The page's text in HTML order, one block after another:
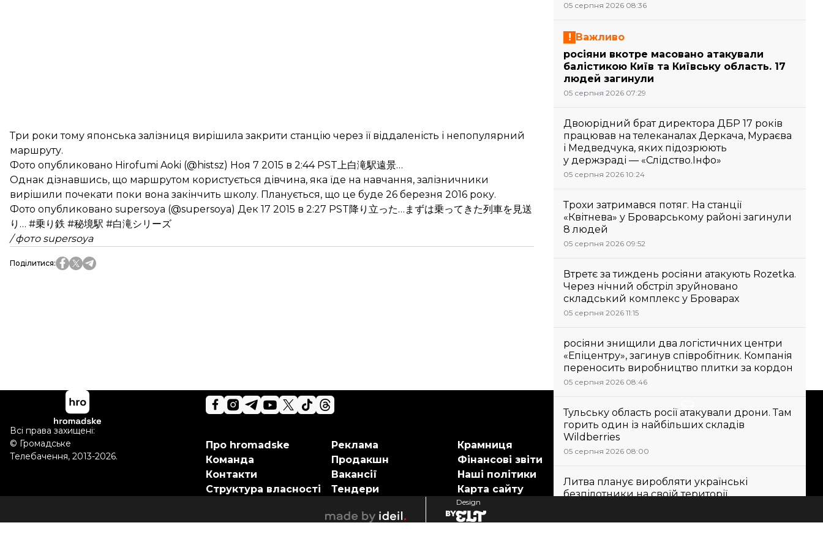
Три роки тому японська залізниця вирішила закрити станцію через її віддаленість і непопулярний
маршруту.
Фото опубликовано Hirofumi Aoki (@histsz) Ноя 7 2015 в 2:44 PST上白滝駅遠景…
Однак дізнавшись, що маршрутом користується дівчина, яка їде на навчання, залізничники
вирішили почекати поки вона закінчить школу. Планується, що це буде 26 березня 2016 року.
Фото опубликовано supersoya (@supersoya) Дек 17 2015 в 2:27 PST降り立った…まずは乗ってきた列車を見送
り… #乗り鉄 #秘境駅 #白滝シリーズ
/ фото supersoya
Поділитися:
05 серпня 2026 08:36
Важливо
росіяни вкотре масовано атакували
балістикою Київ та Київську область. 17
людей загинули
05 серпня 2026 07:29
Двоюрідний брат директора ДБР 17 років
працював на телеканалах Деркача, Мураєва
і Медведчука, яких підозрюють
у держзраді — «Слідство.Інфо»
05 серпня 2026 10:24
Трохи затримався потяг. На станції
«Квітнева» у Броварському районі загинули
8 людей
05 серпня 2026 09:52
Втретє за тиждень росіяни атакують Rozetka.
Через нічний обстріл зруйновано
складський комплекс у Броварах
05 серпня 2026 11:15
росіяни знищили два логістичних центри
«Епіцентру», загинув співробітник. Компанія
переносить виробництво плитки за кордон
05 серпня 2026 08:46
Тульську область росії атакували дрони. Там
горить один із найбільших складів
Wildberries
05 серпня 2026 08:00
Литва планує виробляти українські
безпілотники на своїй території
завдяки тобі. Будь нашим
другом
Про hromadske
Команда
Контакти
Структура власності
Реклама
Продакшн
Вакансії
Тендери
Крамниця
Фінансові звіти
Наші політики
Карта сайту
Всі права захищені:
© Громадське
Телебачення, 2013-2026.
ideil
Design
elt